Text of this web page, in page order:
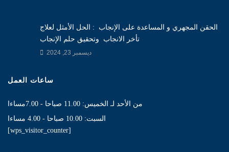
الحقن المجهري و المساعدة على الإنجاب : الحل الأمثل لعلاج
تأخر الانجاب وتحقيق حلم الإنجاب
ديسمبر 23, 2024
ساعات العمل
من الأحد لـ الخميس: 11.00 صباحا - 7.00مساءا
السبت: 10.00 صباحا - 4.00 مساءا
[wps_visitor_counter]